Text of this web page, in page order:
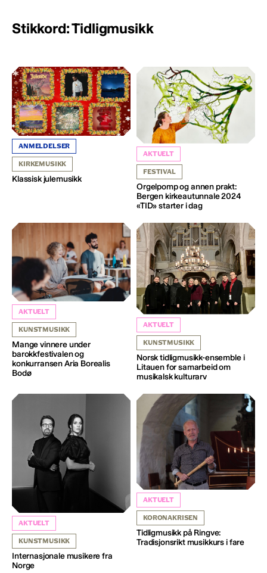
Stikkord: Tidligmusikk
ANMELDELSER
KIRKEMUSIKK
Klassisk julemusikk
AKTUELT
FESTIVAL
Orgelpomp og annen prakt:
Bergen kirkeautunnale 2024
«TID» starter i dag
AKTUELT
KUNSTMUSIKK
Mange vinnere under
barokkfestivalen og
konkurransen Aria Borealis
Bodø
AKTUELT
KUNSTMUSIKK
Norsk tidligmusikk-ensemble i
Litauen for samarbeid om
musikalsk kulturarv
AKTUELT
KUNSTMUSIKK
Internasjonale musikere fra
Norge
AKTUELT
KORONAKRISEN
Tidligmusikk på Ringve:
Tradisjonsrikt musikkurs i fare